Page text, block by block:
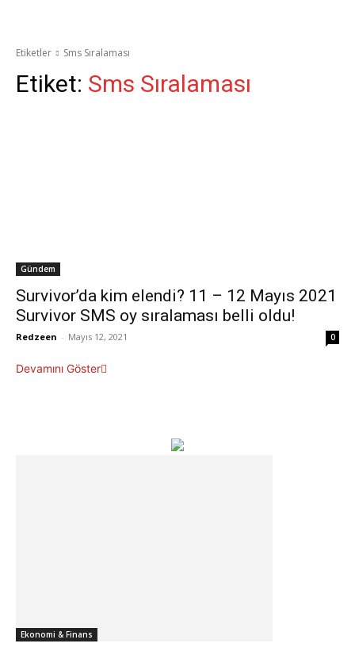
Etiketler Sms Sıralaması
Etiket: Sms Sıralaması
Gündem
Survivor’da kim elendi? 11 – 12 Mayıs 2021
Survivor SMS oy sıralaması belli oldu!
Redzeen - Mayıs 12, 2021 0
Devamını Göster
Ekonomi & Finans